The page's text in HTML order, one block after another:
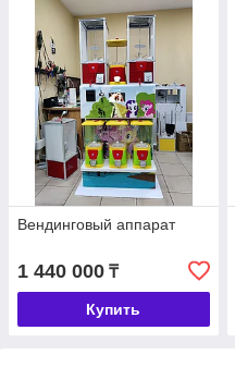
Вендинговый аппарат
1 440 000 ₸
Купить